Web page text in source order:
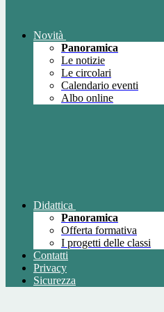
Novità
Panoramica
Le notizie
Le circolari
Calendario eventi
Albo online
Didattica
Panoramica
Offerta formativa
I progetti delle classi
Contatti
Privacy
Sicurezza